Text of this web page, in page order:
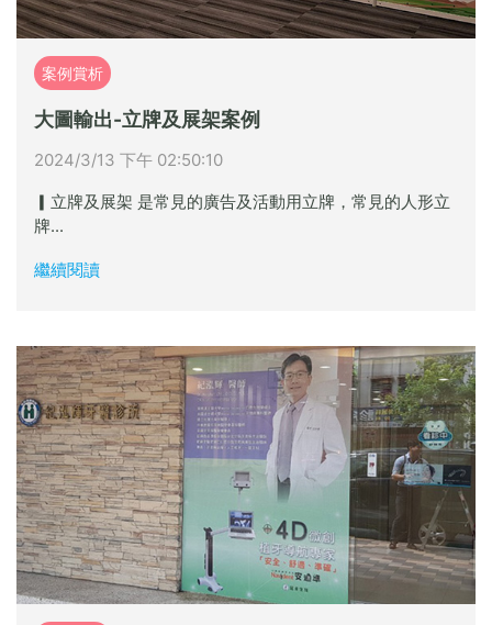
案例賞析
大圖輸出-立牌及展架案例
2024/3/13 下午 02:50:10
▎立牌及展架 是常見的廣告及活動用立牌，常見的人形立
牌...
繼續閱讀